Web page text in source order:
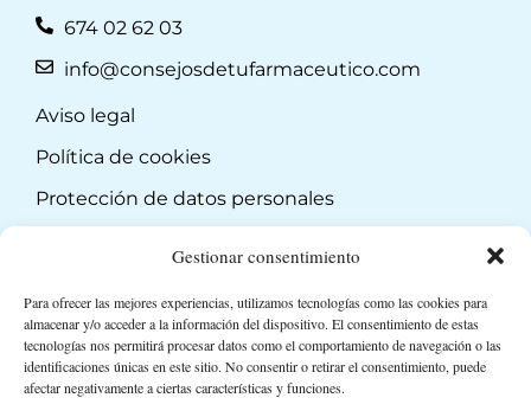
Gestionar consentimiento
Para ofrecer las mejores experiencias, utilizamos tecnologías como las cookies para
almacenar y/o acceder a la información del dispositivo. El consentimiento de estas
tecnologías nos permitirá procesar datos como el comportamiento de navegación o las
identificaciones únicas en este sitio. No consentir o retirar el consentimiento, puede
afectar negativamente a ciertas características y funciones.
674 02 62 03
info@consejosdetufarmaceutico.com
Aviso legal
Política de cookies
Protección de datos personales